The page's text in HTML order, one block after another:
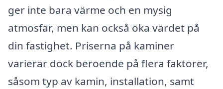
ger inte bara värme och en mysig
atmosfär, men kan också öka värdet på
din fastighet. Priserna på kaminer
varierar dock beroende på flera faktorer,
såsom typ av kamin, installation, samt